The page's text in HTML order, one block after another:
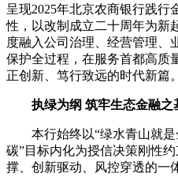
呈现2025年北京农商银行践行
性，以改制成立二十周年为新
度融入公司治理、经营管理、
保护全过程，在服务首都高质
正创新、笃行致远的时代新篇。
执绿为纲 筑牢生态金融之
本行始终以“绿水青山就
碳”目标内化为授信决策刚性
撑、创新驱动、风控穿透的一